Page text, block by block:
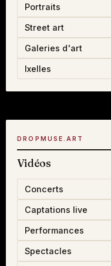
Portraits
Street art
Galeries d'art
Ixelles
DROPMUSE.ART
Vidéos
Concerts
Captations live
Performances
Spectacles